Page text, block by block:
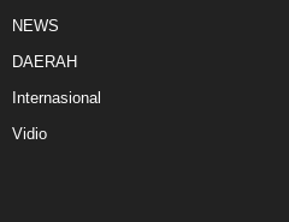
NEWS
DAERAH
Internasional
Vidio